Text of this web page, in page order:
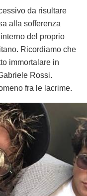
da risultare
alla sofferenza
del proprio
Ricordiamo che
immortalare in
Rossi.
fra le lacrime.